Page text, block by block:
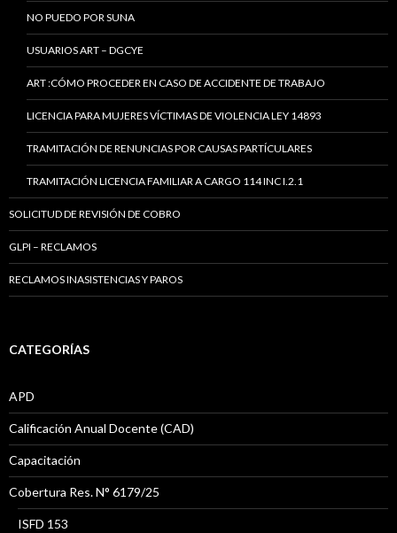
NO PUEDO POR SUNA
USUARIOS ART – DGCYE
ART :CÓMO PROCEDER EN CASO DE ACCIDENTE DE TRABAJO
LICENCIA PARA MUJERES VÍCTIMAS DE VIOLENCIA LEY 14893
TRAMITACIÓN DE RENUNCIAS POR CAUSAS PARTÍCULARES
TRAMITACIÓN LICENCIA FAMILIAR A CARGO 114 INC I.2.1
SOLICITUD DE REVISIÓN DE COBRO
GLPI – RECLAMOS
RECLAMOS INASISTENCIAS Y PAROS
CATEGORÍAS
APD
Calificación Anual Docente (CAD)
Capacitación
Cobertura Res. N° 6179/25
ISFD 153